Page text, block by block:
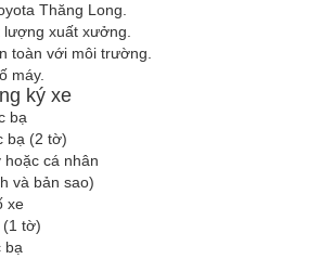
Thăng Long.
xuất xưởng.
toàn với môi trường.
máy.
ký xe
bạ
bạ (2 tờ)
cá nhân
và bản sao)
xe
(1 tờ)
bạ